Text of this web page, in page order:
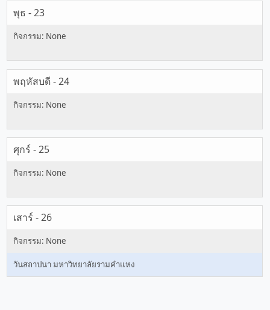
พุธ - 23
พฤหัสบดี - 24
ศุกร์ - 25
เสาร์ - 26
วันสถาปนา มหาวิทยาลัยรามคำแหง